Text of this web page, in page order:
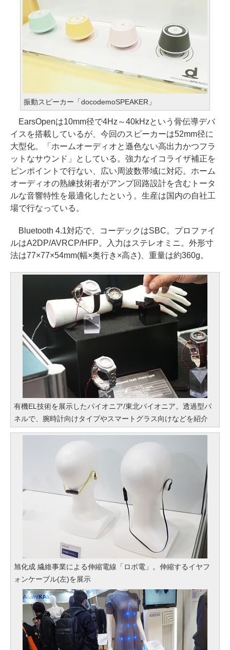
振動スピーカー「docodemoSPEAKER」
EarsOpenは10mm径で4Hz～40kHzという骨伝導デバ
イスを搭載しているが、今回のスピーカーは52mm径に
大型化。「ホームオーディオと遜色ない高出力かつフラ
ットなサウンド」としている。強力なイコライザ補正を
ピンポイントで行ない、広い周波数帯域に対応。ホーム
オーディオの熟練技術者がアンプ回路設計を含むトータ
ルな音響特性を最適化したという。生産は国内の自社工
場で行なっている。
Bluetooth 4.1対応で、コーデックはSBC。プロファイ
ルはA2DP/AVRCP/HFP。入力はステレオミニ。外形寸
法は77×77×54mm(幅×奥行き×高さ)、重量は約360g。
有機EL技術を展示したパイオニア/東北パイオニア。透過型パ
ネルで、腕時計向けタイプやスマートグラス向けなどを紹介
旭化成 繊維事業による伸縮電線「ロボ電」。伸縮するイヤフ
ォンケーブル(左)を展示